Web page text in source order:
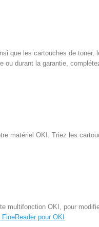
que les cartouches de toner,
ou durant la garantie,
matériel OKI. Triez les
multifonction OKI, pour
pour OKI